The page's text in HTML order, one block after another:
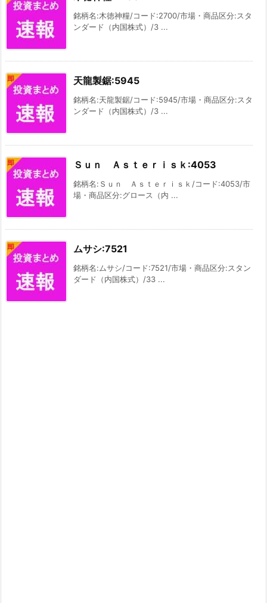
銘柄名:木徳神糧/コード:2700/市場・商品区分:スタ
ンダード（内国株式）/3 ...
天龍製鋸:5945
銘柄名:天龍製鋸/コード:5945/市場・商品区分:スタ
ンダード（内国株式）/3 ...
Ｓｕｎ Ａｓｔｅｒｉｓｋ:4053
銘柄名:Ｓｕｎ Ａｓｔｅｒｉｓｋ/コード:4053/市
場・商品区分:グロース（内 ...
ムサシ:7521
銘柄名:ムサシ/コード:7521/市場・商品区分:スタン
ダード（内国株式）/33 ...